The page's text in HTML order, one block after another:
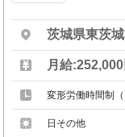
茨城県東茨
月給
変形労働時間制
日その他